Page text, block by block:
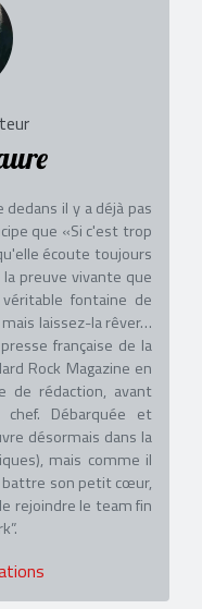
il y a déjà pas
que «Si c'est trop
écoute toujours
preuve vivante que
fontaine de
laissez-la rêver…
française de la
Rock Magazine en
de rédaction, avant
Débarquée et
désormais dans la
mais comme il
battre son petit cœur,
rejoindre le team fin